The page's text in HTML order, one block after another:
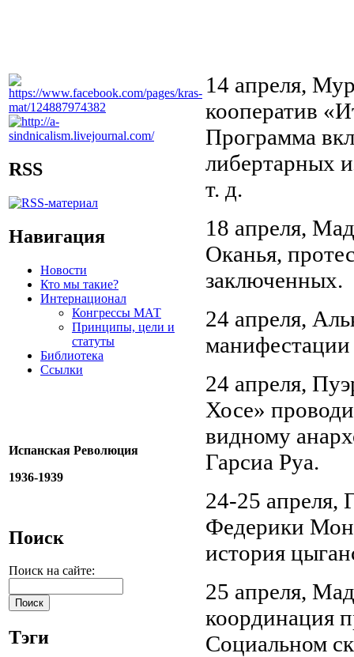
RSS
Навигация
Новости
Кто мы такие?
Интернационал
Конгрессы МАТ
Принципы, цели и
статуты
Библиотека
Ссылки
Испанская Революция
1936-1939
Поиск
Поиск на сайте:
Тэги
14 апреля,
кооператив
Программа
либертарных
т. д.
18 апреля,
Оканья,
заключенных.
24 апреля,
манифестации
24 апреля,
Хосе»
видному
Гарсиа Руа.
24-25 апреля,
Федерики
история
25 апреля,
координация
Социальном